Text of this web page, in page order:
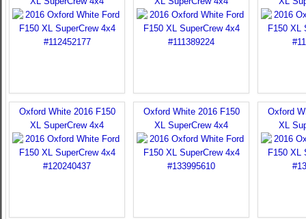
Oxford White 2016 F150
XL SuperCrew 4x4
Oxford White 2016 F150
XL SuperCrew 4x4
Oxford
XL